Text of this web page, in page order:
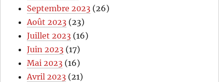
Septembre 2023 (26)
Août 2023 (23)
Juillet 2023 (16)
Juin 2023 (17)
Mai 2023 (16)
Avril 2023 (21)